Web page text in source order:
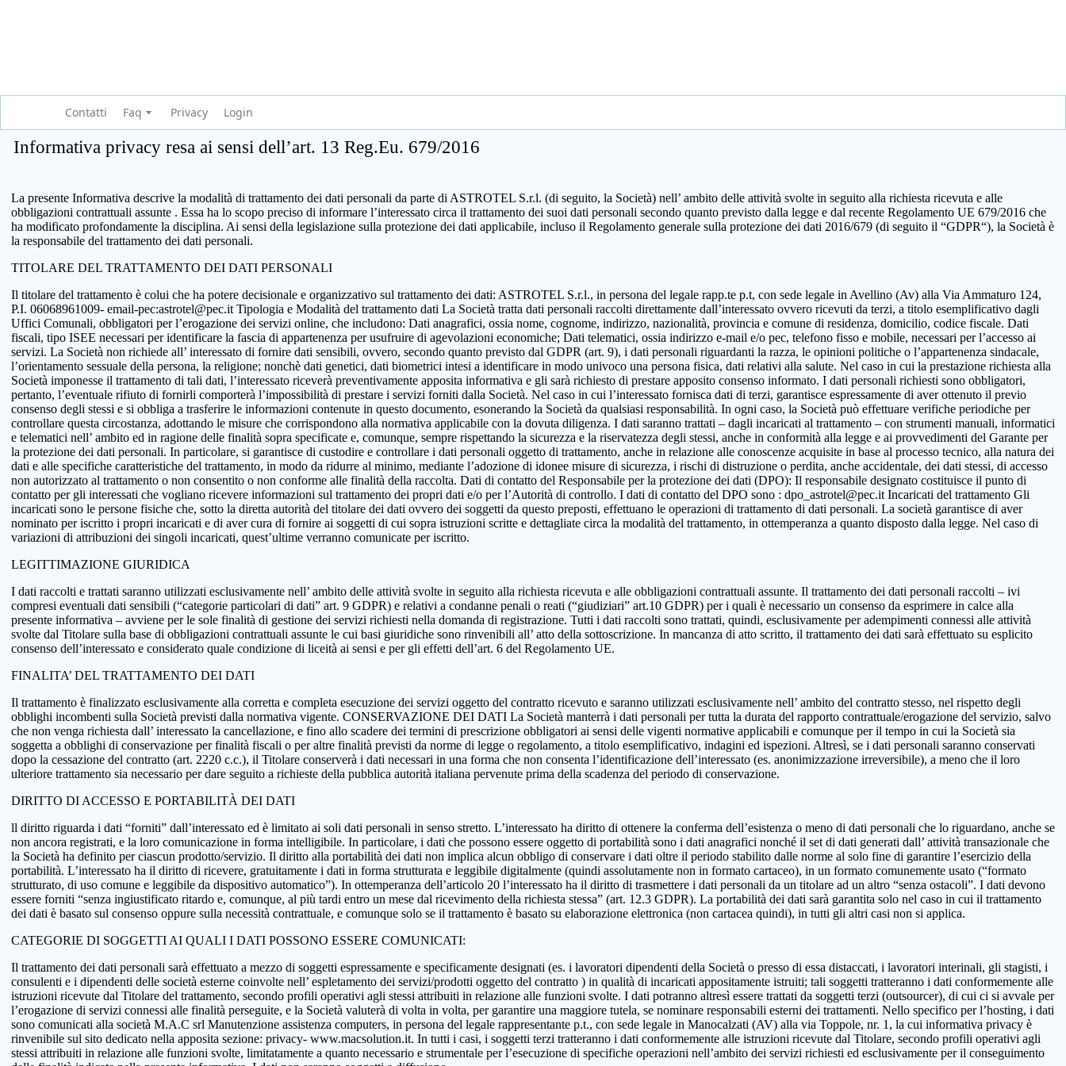
Contatti Faq Privacy Login
Informativa privacy resa ai sensi dell’art. 13 Reg.Eu. 679/2016
La presente Informativa descrive la modalità di trattamento dei dati personali da parte di ASTROTEL S.r.l. (di seguito, la Società) nell’ ambito delle attività svolte in seguito alla richiesta ricevuta e alle
obbligazioni contrattuali assunte . Essa ha lo scopo preciso di informare l’interessato circa il trattamento dei suoi dati personali secondo quanto previsto dalla legge e dal recente Regolamento UE 679/2016 che
ha modificato profondamente la disciplina. Ai sensi della legislazione sulla protezione dei dati applicabile, incluso il Regolamento generale sulla protezione dei dati 2016/679 (di seguito il “GDPR“), la Società è
la responsabile del trattamento dei dati personali.
TITOLARE DEL TRATTAMENTO DEI DATI PERSONALI
Il titolare del trattamento è colui che ha potere decisionale e organizzativo sul trattamento dei dati: ASTROTEL S.r.l., in persona del legale rapp.te p.t, con sede legale in Avellino (Av) alla Via Ammaturo 124,
P.I. 06068961009- email-pec:astrotel@pec.it Tipologia e Modalità del trattamento dati La Società tratta dati personali raccolti direttamente dall’interessato ovvero ricevuti da terzi, a titolo esemplificativo dagli
Uffici Comunali, obbligatori per l’erogazione dei servizi online, che includono: Dati anagrafici, ossia nome, cognome, indirizzo, nazionalità, provincia e comune di residenza, domicilio, codice fiscale. Dati
fiscali, tipo ISEE necessari per identificare la fascia di appartenenza per usufruire di agevolazioni economiche; Dati telematici, ossia indirizzo e-mail e/o pec, telefono fisso e mobile, necessari per l’accesso ai
servizi. La Società non richiede all’ interessato di fornire dati sensibili, ovvero, secondo quanto previsto dal GDPR (art. 9), i dati personali riguardanti la razza, le opinioni politiche o l’appartenenza sindacale,
l’orientamento sessuale della persona, la religione; nonchè dati genetici, dati biometrici intesi a identificare in modo univoco una persona fisica, dati relativi alla salute. Nel caso in cui la prestazione richiesta alla
Società imponesse il trattamento di tali dati, l’interessato riceverà preventivamente apposita informativa e gli sarà richiesto di prestare apposito consenso informato. I dati personali richiesti sono obbligatori,
pertanto, l’eventuale rifiuto di fornirli comporterà l’impossibilità di prestare i servizi forniti dalla Società. Nel caso in cui l’interessato fornisca dati di terzi, garantisce espressamente di aver ottenuto il previo
consenso degli stessi e si obbliga a trasferire le informazioni contenute in questo documento, esonerando la Società da qualsiasi responsabilità. In ogni caso, la Società può effettuare verifiche periodiche per
controllare questa circostanza, adottando le misure che corrispondono alla normativa applicabile con la dovuta diligenza. I dati saranno trattati – dagli incaricati al trattamento – con strumenti manuali, informatici
e telematici nell’ ambito ed in ragione delle finalità sopra specificate e, comunque, sempre rispettando la sicurezza e la riservatezza degli stessi, anche in conformità alla legge e ai provvedimenti del Garante per
la protezione dei dati personali. In particolare, si garantisce di custodire e controllare i dati personali oggetto di trattamento, anche in relazione alle conoscenze acquisite in base al processo tecnico, alla natura dei
dati e alle specifiche caratteristiche del trattamento, in modo da ridurre al minimo, mediante l’adozione di idonee misure di sicurezza, i rischi di distruzione o perdita, anche accidentale, dei dati stessi, di accesso
non autorizzato al trattamento o non consentito o non conforme alle finalità della raccolta. Dati di contatto del Responsabile per la protezione dei dati (DPO): Il responsabile designato costituisce il punto di
contatto per gli interessati che vogliano ricevere informazioni sul trattamento dei propri dati e/o per l’Autorità di controllo. I dati di contatto del DPO sono : dpo_astrotel@pec.it Incaricati del trattamento Gli
incaricati sono le persone fisiche che, sotto la diretta autorità del titolare dei dati ovvero dei soggetti da questo preposti, effettuano le operazioni di trattamento di dati personali. La società garantisce di aver
nominato per iscritto i propri incaricati e di aver cura di fornire ai soggetti di cui sopra istruzioni scritte e dettagliate circa la modalità del trattamento, in ottemperanza a quanto disposto dalla legge. Nel caso di
variazioni di attribuzioni dei singoli incaricati, quest’ultime verranno comunicate per iscritto.
LEGITTIMAZIONE GIURIDICA
I dati raccolti e trattati saranno utilizzati esclusivamente nell’ ambito delle attività svolte in seguito alla richiesta ricevuta e alle obbligazioni contrattuali assunte. Il trattamento dei dati personali raccolti – ivi
compresi eventuali dati sensibili (“categorie particolari di dati” art. 9 GDPR) e relativi a condanne penali o reati (“giudiziari” art.10 GDPR) per i quali è necessario un consenso da esprimere in calce alla
presente informativa – avviene per le sole finalità di gestione dei servizi richiesti nella domanda di registrazione. Tutti i dati raccolti sono trattati, quindi, esclusivamente per adempimenti connessi alle attività
svolte dal Titolare sulla base di obbligazioni contrattuali assunte le cui basi giuridiche sono rinvenibili all’ atto della sottoscrizione. In mancanza di atto scritto, il trattamento dei dati sarà effettuato su esplicito
consenso dell’interessato e considerato quale condizione di liceità ai sensi e per gli effetti dell’art. 6 del Regolamento UE.
FINALITA’ DEL TRATTAMENTO DEI DATI
Il trattamento è finalizzato esclusivamente alla corretta e completa esecuzione dei servizi oggetto del contratto ricevuto e saranno utilizzati esclusivamente nell’ ambito del contratto stesso, nel rispetto degli
obblighi incombenti sulla Società previsti dalla normativa vigente. CONSERVAZIONE DEI DATI La Società manterrà i dati personali per tutta la durata del rapporto contrattuale/erogazione del servizio, salvo
che non venga richiesta dall’ interessato la cancellazione, e fino allo scadere dei termini di prescrizione obbligatori ai sensi delle vigenti normative applicabili e comunque per il tempo in cui la Società sia
soggetta a obblighi di conservazione per finalità fiscali o per altre finalità previsti da norme di legge o regolamento, a titolo esemplificativo, indagini ed ispezioni. Altresì, se i dati personali saranno conservati
dopo la cessazione del contratto (art. 2220 c.c.), il Titolare conserverà i dati necessari in una forma che non consenta l’identificazione dell’interessato (es. anonimizzazione irreversibile), a meno che il loro
ulteriore trattamento sia necessario per dare seguito a richieste della pubblica autorità italiana pervenute prima della scadenza del periodo di conservazione.
DIRITTO DI ACCESSO E PORTABILITÀ DEI DATI
ll diritto riguarda i dati “forniti” dall’interessato ed è limitato ai soli dati personali in senso stretto. L’interessato ha diritto di ottenere la conferma dell’esistenza o meno di dati personali che lo riguardano, anche se
non ancora registrati, e la loro comunicazione in forma intelligibile. In particolare, i dati che possono essere oggetto di portabilità sono i dati anagrafici nonché il set di dati generati dall’ attività transazionale che
la Società ha definito per ciascun prodotto/servizio. Il diritto alla portabilità dei dati non implica alcun obbligo di conservare i dati oltre il periodo stabilito dalle norme al solo fine di garantire l’esercizio della
portabilità. L’interessato ha il diritto di ricevere, gratuitamente i dati in forma strutturata e leggibile digitalmente (quindi assolutamente non in formato cartaceo), in un formato comunemente usato (“formato
strutturato, di uso comune e leggibile da dispositivo automatico”). In ottemperanza dell’articolo 20 l’interessato ha il diritto di trasmettere i dati personali da un titolare ad un altro “senza ostacoli”. I dati devono
essere forniti “senza ingiustificato ritardo e, comunque, al più tardi entro un mese dal ricevimento della richiesta stessa” (art. 12.3 GDPR). La portabilità dei dati sarà garantita solo nel caso in cui il trattamento
dei dati è basato sul consenso oppure sulla necessità contrattuale, e comunque solo se il trattamento è basato su elaborazione elettronica (non cartacea quindi), in tutti gli altri casi non si applica.
CATEGORIE DI SOGGETTI AI QUALI I DATI POSSONO ESSERE COMUNICATI:
Il trattamento dei dati personali sarà effettuato a mezzo di soggetti espressamente e specificamente designati (es. i lavoratori dipendenti della Società o presso di essa distaccati, i lavoratori interinali, gli stagisti, i
consulenti e i dipendenti delle società esterne coinvolte nell’ espletamento dei servizi/prodotti oggetto del contratto ) in qualità di incaricati appositamente istruiti; tali soggetti tratteranno i dati conformemente alle
istruzioni ricevute dal Titolare del trattamento, secondo profili operativi agli stessi attribuiti in relazione alle funzioni svolte. I dati potranno altresì essere trattati da soggetti terzi (outsourcer), di cui ci si avvale per
l’erogazione di servizi connessi alle finalità perseguite, e la Società valuterà di volta in volta, per garantire una maggiore tutela, se nominare responsabili esterni dei trattamenti. Nello specifico per l’hosting, i dati
sono comunicati alla società M.A.C srl Manutenzione assistenza computers, in persona del legale rappresentante p.t., con sede legale in Manocalzati (AV) alla via Toppole, nr. 1, la cui informativa privacy è
rinvenibile sul sito dedicato nella apposita sezione: privacy- www.macsolution.it. In tutti i casi, i soggetti terzi tratteranno i dati conformemente alle istruzioni ricevute dal Titolare, secondo profili operativi agli
stessi attribuiti in relazione alle funzioni svolte, limitatamente a quanto necessario e strumentale per l’esecuzione di specifiche operazioni nell’ambito dei servizi richiesti ed esclusivamente per il conseguimento